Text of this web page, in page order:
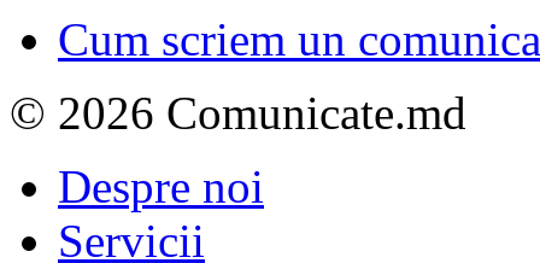
Cum scriem un
© 2026 Comunicate.md
Despre noi
Servicii